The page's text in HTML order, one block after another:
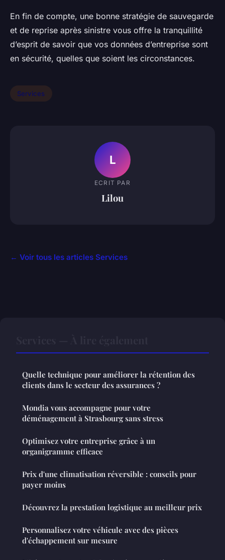
En fin de compte, une bonne stratégie de sauvegarde
et de reprise après sinistre vous offre la tranquillité
d’esprit de savoir que vos données d’entreprise sont
en sécurité, quelles que soient les circonstances.
Services
L
ECRIT PAR
Lilou
← Voir tous les articles Services
Quelle technique pour améliorer la rétention des
clients dans le secteur des assurances ?
Mondia vous accompagne pour votre
déménagement à Strasbourg sans stress
Optimisez votre entreprise grâce à un
organigramme efficace
Prix d'une climatisation réversible : conseils pour
payer moins
Découvrez la prestation logistique au meilleur prix
Personnalisez votre véhicule avec des pièces
d'échappement sur mesure